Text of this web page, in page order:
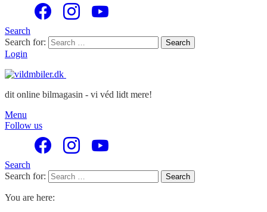
Search
Search for:
Search
Login
dit online bilmagasin - vi véd lidt mere!
Menu
Follow us
Search
Search for:
Search
You are here: